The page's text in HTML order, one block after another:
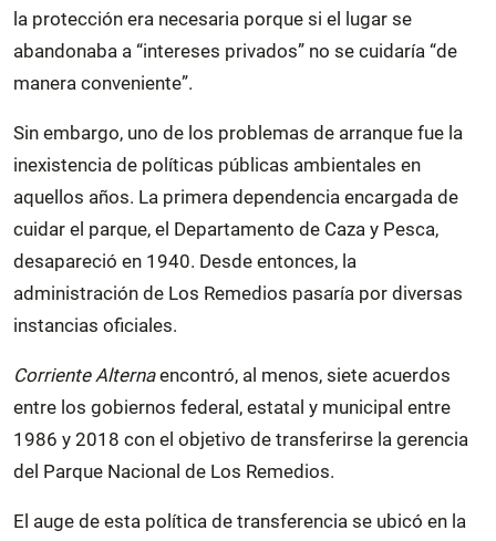
la protección era necesaria porque si el lugar se
abandonaba a “intereses privados” no se cuidaría “de
manera conveniente”.
Sin embargo, uno de los problemas de arranque fue la
inexistencia de políticas públicas ambientales en
aquellos años. La primera dependencia encargada de
cuidar el parque, el Departamento de Caza y Pesca,
desapareció en 1940. Desde entonces, la
administración de Los Remedios pasaría por diversas
instancias oficiales.
Corriente Alternaencontró, al menos, siete acuerdos
entre los gobiernos federal, estatal y municipal entre
1986 y 2018 con el objetivo de transferirse la gerencia
del Parque Nacional de Los Remedios.
El auge de esta política de transferencia se ubicó en la